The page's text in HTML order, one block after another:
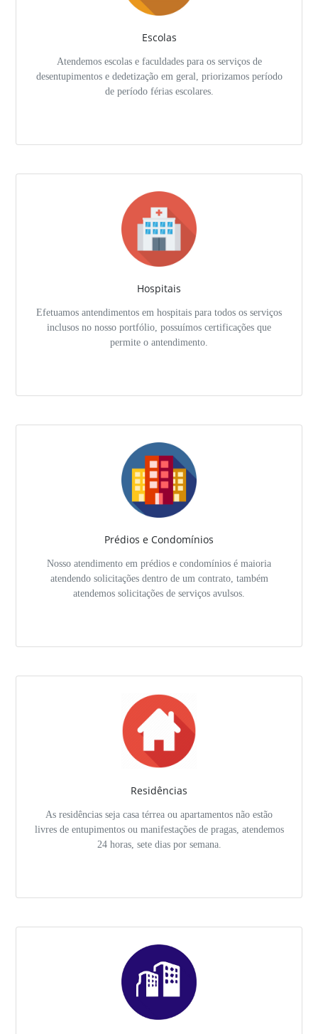
Escolas
Atendemos escolas e faculdades para os serviços de
desentupimentos e dedetização em geral, priorizamos período
de período férias escolares.
Hospitais
Efetuamos antendimentos em hospitais para todos os serviços
inclusos no nosso portfólio, possuímos certificações que
permite o antendimento.
Prédios e Condomínios
Nosso atendimento em prédios e condomínios é maioria
atendendo solicitações dentro de um contrato, também
atendemos solicitações de serviços avulsos.
Residências
As residências seja casa térrea ou apartamentos não estão
livres de entupimentos ou manifestações de pragas, atendemos
24 horas, sete dias por semana.